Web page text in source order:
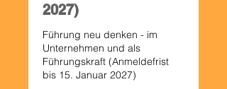
2027)
Führung neu denken - im
Unternehmen und als
Führungskraft (Anmeldefrist
bis 15. Januar 2027)